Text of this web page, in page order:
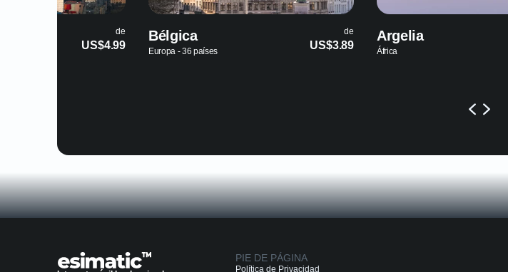
de
US$4.99
Bélgica
Europa - 36 países
de
US$3.89
Argelia
África
PIE DE PÁGINA
Política de Privacidad